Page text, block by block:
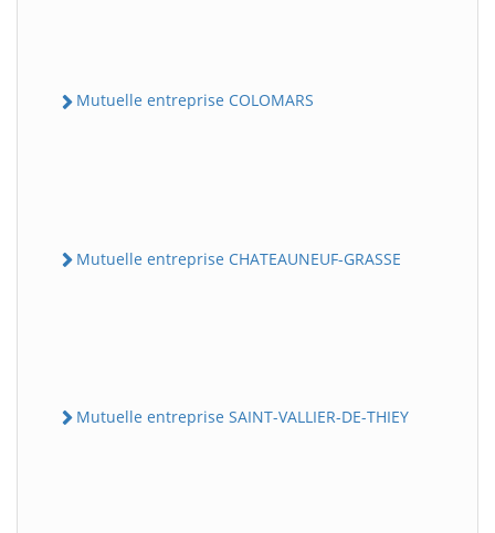
Mutuelle entreprise COLOMARS
Mutuelle entreprise CHATEAUNEUF-GRASSE
Mutuelle entreprise SAINT-VALLIER-DE-THIEY